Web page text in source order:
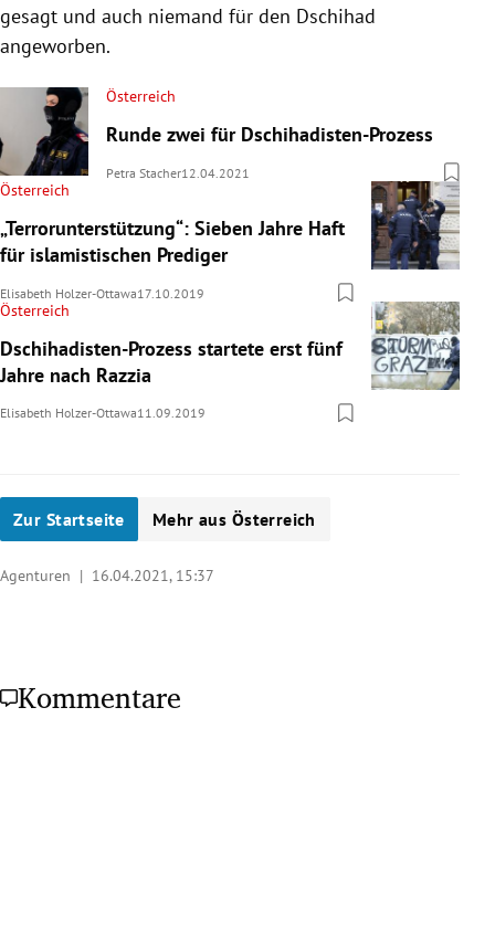
gesagt und auch niemand für den Dschihad
angeworben.
Österreich
Runde zwei für Dschihadisten-Prozess
Petra Stacher12.04.2021
Österreich
„Terrorunterstützung“: Sieben Jahre Haft
für islamistischen Prediger
Elisabeth Holzer-Ottawa17.10.2019
Österreich
Dschihadisten-Prozess startete erst fünf
Jahre nach Razzia
Elisabeth Holzer-Ottawa11.09.2019
Zur Startseite Mehr aus Österreich
Agenturen | 16.04.2021, 15:37
Kommentare